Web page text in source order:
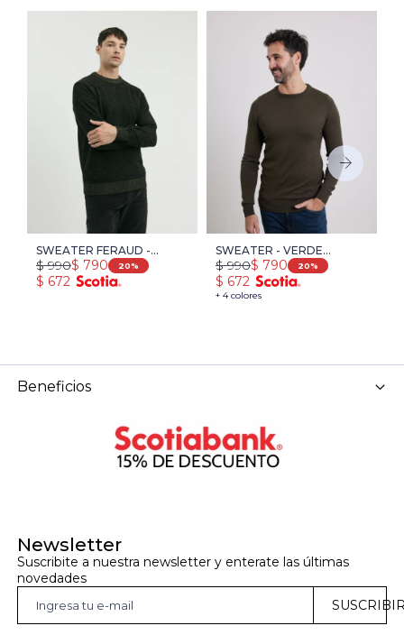
SWEATER FERAUD -
VERDE$ 790
$ 990 20
$ 672
SWEATER - VERDE
OSCURO
+ 4 colores
$ 790
$ 990 20
$ 672
Newsletter
Suscribite a nuestra newsletter y enterate las últimas
novedades
Beneficios